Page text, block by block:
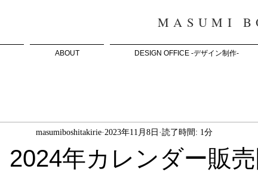
MASUMI
ABOUT DESIGN OFFICE -デザイン制作-
2024年カレンダー販
masumiboshitakirie 2023年11月8日 読了時間: 1分